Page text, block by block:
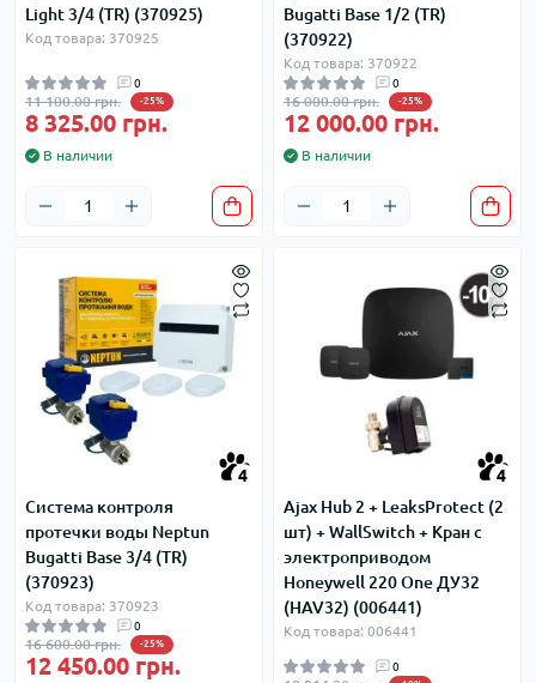
Light 3/4 (TR) (370925)
Код товара: 370925
0
11 100.00 грн. -25%
8 325.00 грн.
В наличии
Bugatti Base 1/2 (TR)
(370922)
Код товара: 370922
0
16 000.00 грн. -25%
12 000.00 грн.
В наличии
4
Система контроля
протечки воды Neptun
Bugatti Base 3/4 (TR)
(370923)
Код товара: 370923
0
16 600.00 грн. -25%
12 450.00 грн.
4
Ajax Hub 2 + LeaksProtect (2
шт) + WallSwitch + Кран с
электроприводом
Honeywell 220 One ДУ32
(HAV32) (006441)
Код товара: 006441
0